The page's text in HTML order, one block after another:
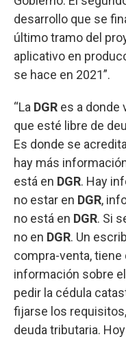
desarrollo que se
último tramo del
aplicativo en
se hace en 2021”.
“La DGR es a donde
que esté libre de
Es donde se
hay más
está en DGR. Hay
no estar en DGR,
no está en DGR. Si
no en DGR. Un
compra-venta, tiene
información sobre
pedir la cédula
fijarse los
deuda tributaria.